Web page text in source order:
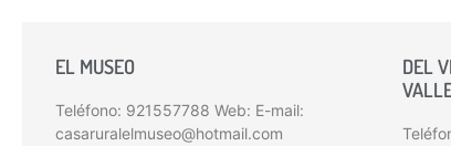
EL MUSEO
Teléfono: 921557788 Web: E-mail:
casaruralelmuseo@hotmail.com
DEL